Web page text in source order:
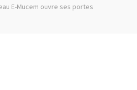
E-Mucem ouvre ses portes